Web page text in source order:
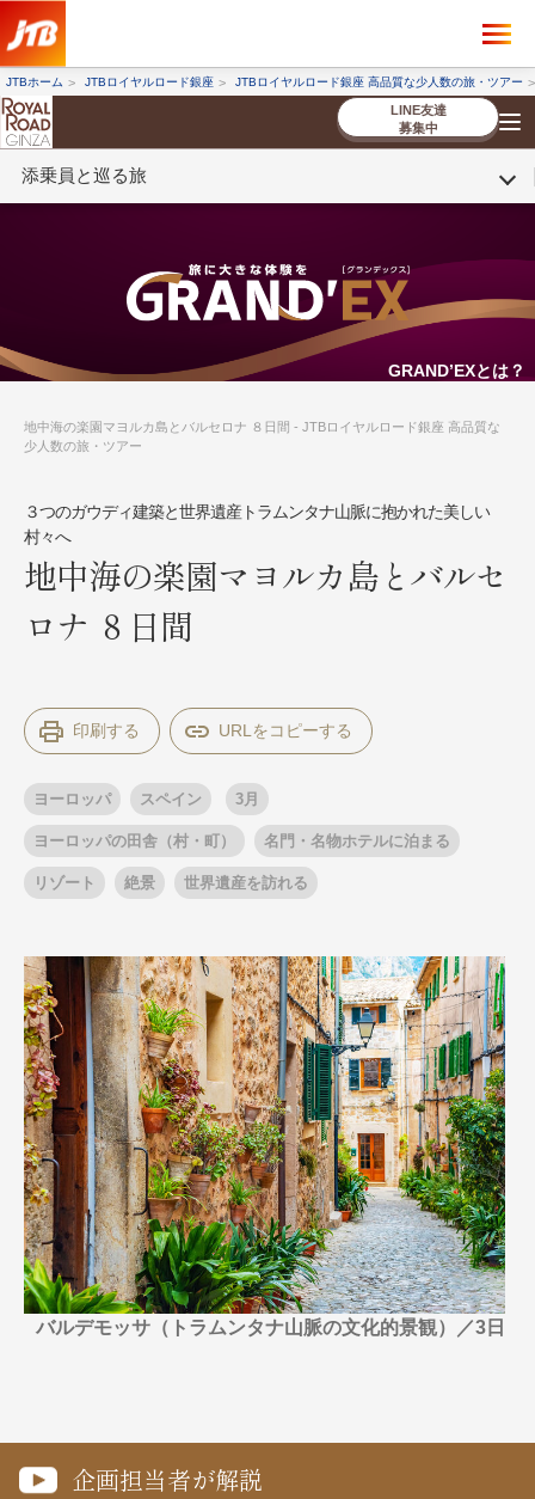
JTBホーム JTBロイヤルロード銀座 JTBロイヤルロード銀座 高品質な少人数の旅・ツアー
LINE友達
募集中
添乗員と巡る旅
の流れ
なさまへ
条件から探す
条件から探す
出発月
6月
7月 8月
9月
10月
11月
12月
お盆・夏休み
ブランド
“知究”紀行
GRAND'EX
目的・テーマから探す
美術鑑賞
ヨーロッパの田舎（村・町）
名門・名物ホテルに泊まる
特別企画
グルメ
リゾート
一都市滞在
お祭り・イベント
絶景
日系航空会社で行く
世界遺産を訪れる
1度は見てみたい遺跡
野生動物に出合う
オーロラ
クルーズ
音楽鑑賞
名画鑑賞
専任ガイド・講師同行の旅
1名様からの旅
条件から探す
条件から探す
出発月
9月
10月 11月
12月
お盆・夏休み
年末年始
ブランド
夢の休日 煌
夢の休日 国内旅行
四季彩紀行
紅葉
花火
祭り
季節の風景
特別企画
ラグジュアリーバスでめぐる
ガンツウ
ななつ星in九州
TWILIGHT EXPRESS 瑞風
美食・旬の味覚を味わう
アドベンチャーツーリズム・ウォー
キング
観光列車
島旅
芸術鑑賞（美術、音楽）・講師同行
の旅
GRAND’EXとは？
地中海の楽園マヨルカ島とバルセロナ ８日間 - JTBロイヤルロード銀座 高品質な
少人数の旅・ツアー
３つのガウディ建築と世界遺産トラムンタナ山脈に抱かれた美しい
村々へ
地中海の楽園マヨルカ島とバルセ
ロナ ８日間
印刷する
ヨーロッパ スペイン 3月
ヨーロッパの田舎（村・町） 名門・名物ホテルに泊まる
リゾート 絶景 世界遺産を訪れる
バルデモッサ（トラムンタナ山脈の文化的景観）／3日
企画担当者が解説
ツアーを探す ×
海外ツアー 国内ツアー